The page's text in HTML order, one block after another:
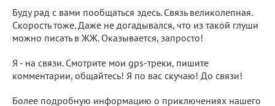
Буду рад с вами пообщаться здесь. Связь великолепная.
Скорость тоже. Даже не догадывался, что из такой глуши
можно писать в ЖЖ. Оказывается, запросто!
Я - на связи. Смотрите мои gps-треки, пишите
комментарии, общайтесь! Я по вас скучаю! До связи!
Более подробную информацию о приключениях нашего